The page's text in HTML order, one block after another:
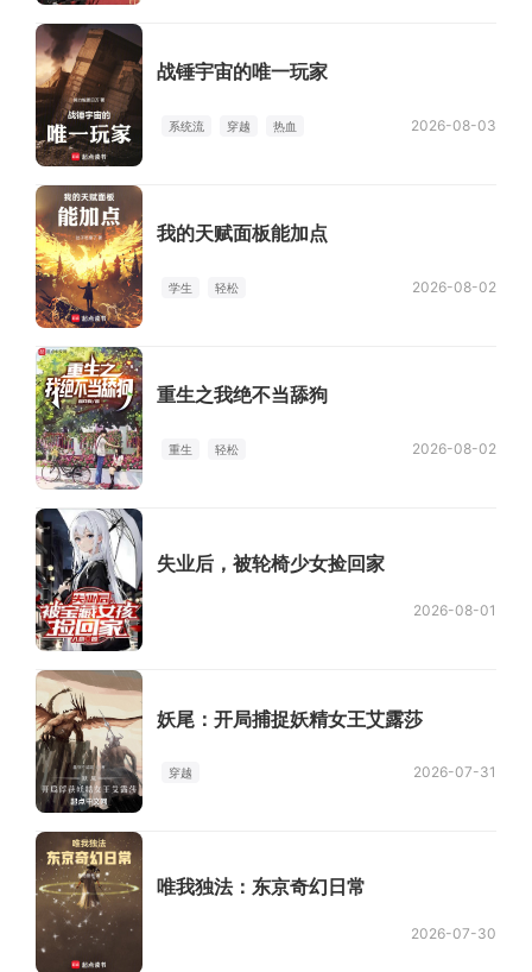
战锤宇宙的唯一玩家
系统流 穿越 热血 2026-08-03
我的天赋面板能加点
学生 轻松 2026-08-02
重生之我绝不当舔狗
重生 轻松 2026-08-02
失业后，被轮椅少女捡回家
2026-08-01
妖尾：开局捕捉妖精女王艾露莎
穿越 2026-07-31
唯我独法：东京奇幻日常
2026-07-30